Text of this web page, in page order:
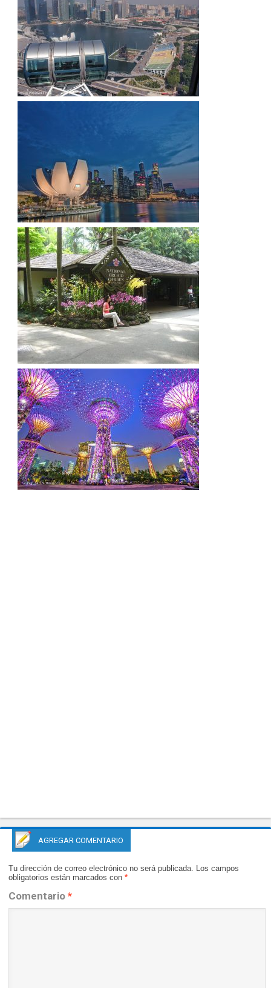
AGREGAR COMENTARIO
Tu dirección de correo electrónico no será publicada. Los campos
obligatorios están marcados con *
Comentario *